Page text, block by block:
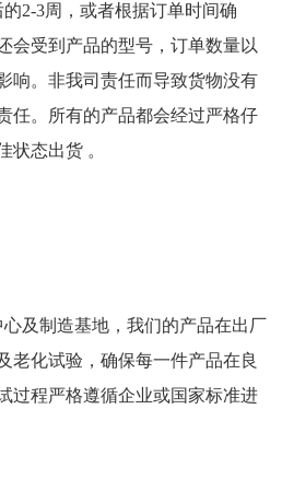
3周，或者根据订单时间确
会受到产品的型号，订单数量以
响。非我司责任而导致货物没有
任。所有的产品都会经过严格仔
状态出货 。
及制造基地，我们的产品在出厂
老化试验，确保每一件产品在良
过程严格遵循企业或国家标准进